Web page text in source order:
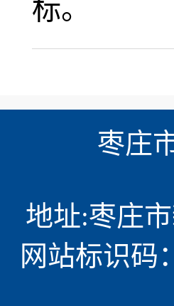
标。
枣庄
地址:枣庄
网站标识码